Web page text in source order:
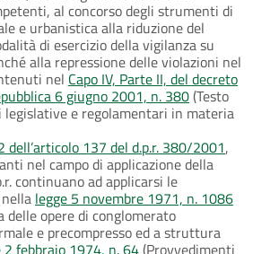
al concorso degli strumenti di
e urbanistica alla riduzione del
di esercizio della vigilanza su
alla repressione delle violazioni nel
nel Capo IV, Parte II, del decreto
6 giugno 2001, n. 380(Testo
legislative e regolamentari in materia
dell’articolo 137 del d.p.r. 380/2001,
nel campo di applicazione della
continuano ad applicarsi le
legge 5 novembre 1971, n. 1086
delle opere di conglomerato
e precompresso ed a struttura
2 febbraio 1974, n. 64(Provvedimenti